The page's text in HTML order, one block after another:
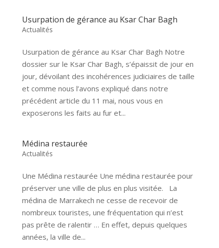
Usurpation de gérance au Ksar Char Bagh
Actualités
Usurpation de gérance au Ksar Char Bagh Notre
dossier sur le Ksar Char Bagh, s’épaissit de jour en
jour, dévoilant des incohérences judiciaires de taille
et comme nous l’avons expliqué dans notre
précédent article du 11 mai, nous vous en
exposerons les faits au fur et...
Médina restaurée
Actualités
Une Médina restaurée Une médina restaurée pour
préserver une ville de plus en plus visitée. La
médina de Marrakech ne cesse de recevoir de
nombreux touristes, une fréquentation qui n’est
pas prête de ralentir … En effet, depuis quelques
années, la ville de...